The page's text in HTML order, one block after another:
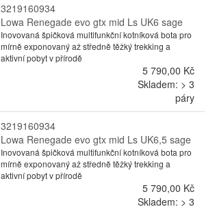
3219160934
Lowa Renegade evo gtx mid Ls UK6 sage
Inovovaná špičková multifunkční kotníková bota pro
mírně exponovaný až středně těžký trekking a
aktivní pobyt v přírodě
5 790,00 Kč
Skladem: > 3
páry
3219160934
Lowa Renegade evo gtx mid Ls UK6,5 sage
Inovovaná špičková multifunkční kotníková bota pro
mírně exponovaný až středně těžký trekking a
aktivní pobyt v přírodě
5 790,00 Kč
Skladem: > 3